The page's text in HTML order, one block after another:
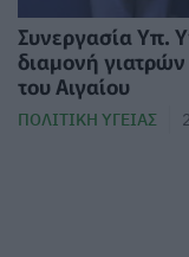
Συνεργασία Υπ.
διαμονή
του Αιγαίου
ΠΟΛΙΤΙΚΉ ΥΓΕΊΑΣ